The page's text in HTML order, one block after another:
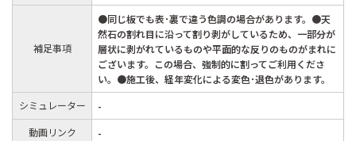
補足事項
●同じ板でも表･裏で違う色調の場合があります。●天
然石の割れ目に沿って割り剥がしているため、一部分が
層状に剥がれているものや平面的な反りのものがまれに
ございます。この場合、強制的に割ってご利用くださ
い。●施工後、経年変化による変色･退色があります。
シミュレーター
-
動画リンク
-